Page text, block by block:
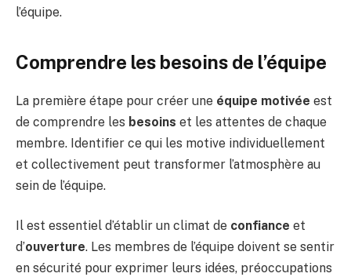
l’équipe.
Comprendre les besoins de l’équipe
La première étape pour créer une équipe motivée est
de comprendre les besoins et les attentes de chaque
membre. Identifier ce qui les motive individuellement
et collectivement peut transformer l’atmosphère au
sein de l’équipe.
Il est essentiel d’établir un climat de confiance et
d’ouverture. Les membres de l’équipe doivent se sentir
en sécurité pour exprimer leurs idées, préoccupations